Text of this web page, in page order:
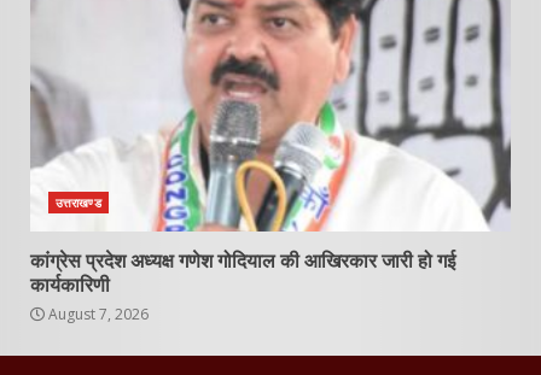
उत्तराखण्ड
कांग्रेस प्रदेश अध्यक्ष गणेश गोदियाल की आखिरकार जारी हो गई
कार्यकारिणी
August 7, 2026